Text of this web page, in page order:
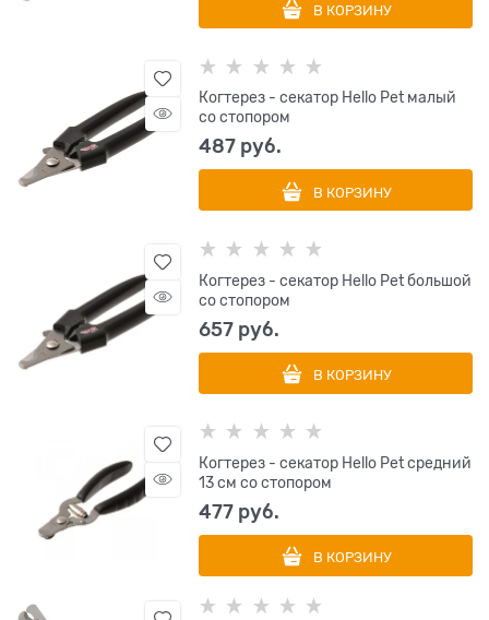
В КОРЗИНУ
Когтерез - секатор Hello Pet малый
со стопором
487 руб.
В КОРЗИНУ
Когтерез - секатор Hello Pet большой
со стопором
657 руб.
В КОРЗИНУ
Когтерез - секатор Hello Pet средний
13 см со стопором
477 руб.
В КОРЗИНУ